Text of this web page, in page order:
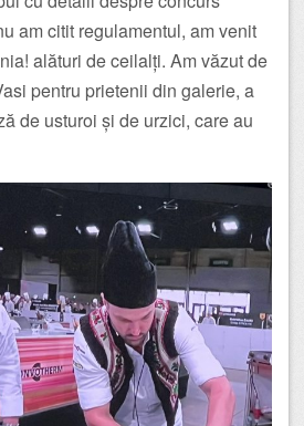
am citit regulamentul, am venit
alături de ceilalți. Am văzut de
pentru prietenii din galerie, a
de usturoi și de urzici, care au